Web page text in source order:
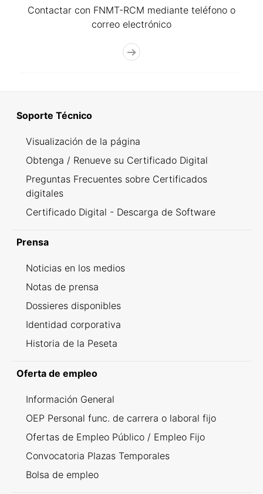
Contactar con FNMT-RCM mediante teléfono o
correo electrónico
Soporte Técnico
Visualización de la página
Obtenga / Renueve su Certificado Digital
Preguntas Frecuentes sobre Certificados
digitales
Certificado Digital - Descarga de Software
Prensa
Noticias en los medios
Notas de prensa
Dossieres disponibles
Identidad corporativa
Historia de la Peseta
Oferta de empleo
Información General
OEP Personal func. de carrera o laboral fijo
Ofertas de Empleo Público / Empleo Fijo
Convocatoria Plazas Temporales
Bolsa de empleo